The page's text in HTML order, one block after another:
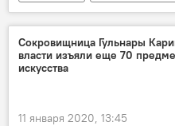
Культура
Сокровищница Гульнары
власти изъяли еще 70
искусства
11 января 2020, 13:45